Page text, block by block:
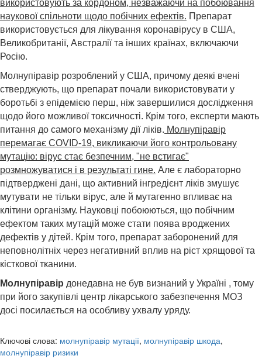
використовують за кордоном, незважаючи на побоювання
наукової спільноти щодо побічних ефектів. Препарат
використовується для лікування коронавірусу в США,
Великобританії, Австралії та інших країнах, включаючи
Росію.
Молнупіравір розроблений у США, причому деякі вчені
стверджують, що препарат почали використовувати у
боротьбі з епідемією перш, ніж завершилися дослідження
щодо його можливої ​​токсичності. Крім того, експерти мають
питання до самого механізму дії ліків. Молнупіравір
перемагає COVID-19, викликаючи його контрольовану
мутацію: вірус стає безпечним, "не встигає"
розмножуватися і в результаті гине. Але є лабораторно
підтверджені дані, що активний інгредієнт ліків змушує
мутувати не тільки вірус, але й мутагенно впливає на
клітини організму. Науковці побоюються, що побічним
ефектом таких мутацій може стати поява вроджених
дефектів у дітей. Крім того, препарат заборонений для
неповнолітніх через негативний вплив на ріст хрящової та
кісткової тканини.
Молнупіравір донедавна не був визнаний у Україні , тому
при його закупівлі центр лікарського забезпечення МОЗ
досі посилається на особливу ухвалу уряду.
Ключові слова: молнупіравір мутації, молнупіравір шкода,
молнупіравір ризики